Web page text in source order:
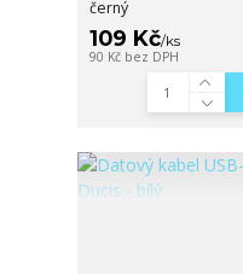
černý
109 Kč/ks
90 Kč bez DPH